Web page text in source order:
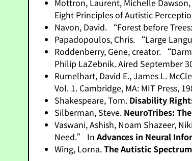
Mottron, Laurent, Michelle
Eight Principles of Autistic
Navon, David. “Forest before
Papadopoulos, Chris. “Large
Roddenberry, Gene, creator.
Philip LaZebnik. Aired September
Rumelhart, David E., James L.
Vol. 1. Cambridge, MA: MIT Press,
Shakespeare, Tom. Disability
Silberman, Steve. NeuroTribes:
Vaswani, Ashish, Noam Shazeer,
Need.” InAdvances in Neural
Wing, Lorna.The Autistic